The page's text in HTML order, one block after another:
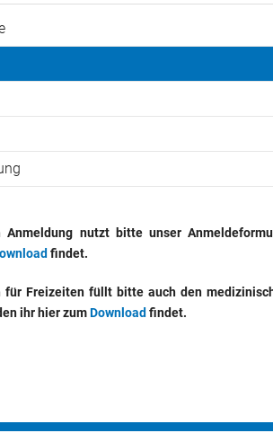
Anmeldung nutzt bitte unser
findet.
für Freizeiten füllt bitte auch den
ihr hier zumDownload findet.